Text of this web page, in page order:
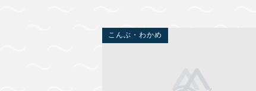
こんぶ・わかめ